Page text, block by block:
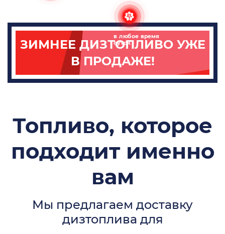
в любое время
суток
ЗИМНЕЕ ДИЗТОПЛИВО УЖЕ
В ПРОДАЖЕ!
Топливо, которое
подходит именно
вам
Мы предлагаем доставку
дизтоплива для